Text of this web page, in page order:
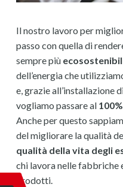
Il nostro lavoro per
passo con quella di
sempre più
dell’energia che
e, grazie all’installazione
vogliamo passare al
Anche per questo
del migliorare la qualità
qualità della vita degli
chi lavora nelle fabbriche
prodotti.